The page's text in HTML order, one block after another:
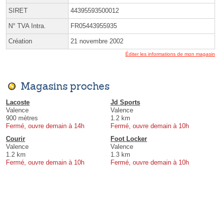
SIRET 44395593500012
N° TVA Intra. FR05443955935
Création 21 novembre 2002
Éditer les informations de mon magasin
Magasins proches
Lacoste
Valence
900 mètres
Fermé, ouvre demain à 14h
Jd Sports
Valence
1.2 km
Fermé, ouvre demain à 10h
Courir
Valence
1.2 km
Fermé, ouvre demain à 10h
Foot Locker
Valence
1.3 km
Fermé, ouvre demain à 10h